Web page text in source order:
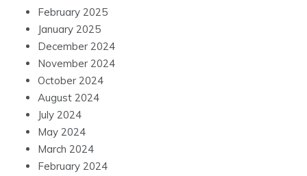
February 2025
January 2025
December 2024
November 2024
October 2024
August 2024
July 2024
May 2024
March 2024
February 2024